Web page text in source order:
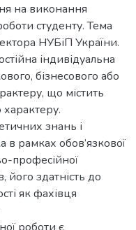
на виконання
студенту. Тема
НУБіП України.
індивідуальна
бізнесового або
що містить
знань і
рамках обов’язкової
професійної
його здатність до
як фахівця